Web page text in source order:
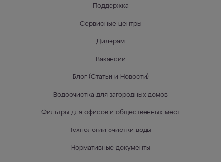
Поддержка
Сервисные центры
Дилерам
Вакансии
Блог (Статьи и Новости)
Водоочистка для загородных домов
Фильтры для офисов и общественных мест
Технологии очистки воды
Нормативные документы